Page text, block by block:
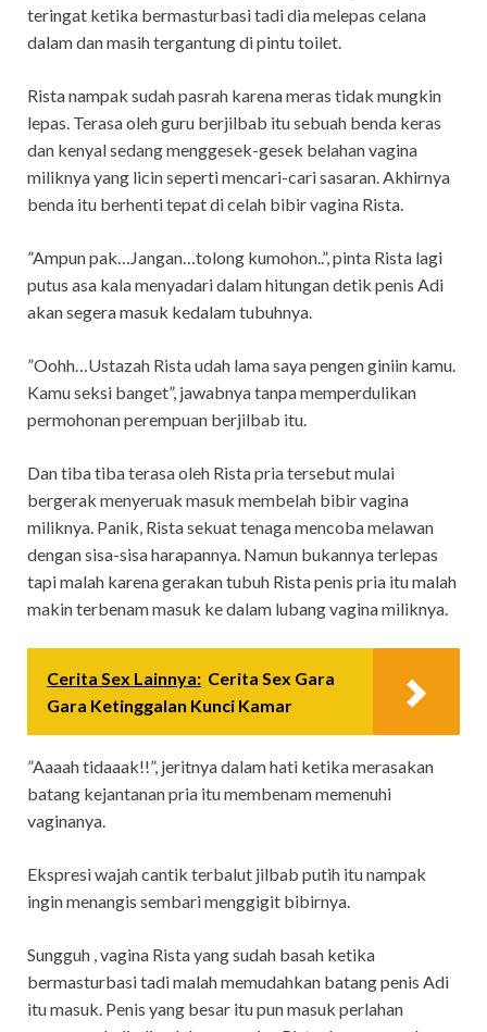
teringat ketika bermasturbasi tadi dia melepas celana
dalam dan masih tergantung di pintu toilet.
Rista nampak sudah pasrah karena meras tidak mungkin
lepas. Terasa oleh guru berjilbab itu sebuah benda keras
dan kenyal sedang menggesek-gesek belahan vagina
miliknya yang licin seperti mencari-cari sasaran. Akhirnya
benda itu berhenti tepat di celah bibir vagina Rista.
”Ampun pak…Jangan…tolong kumohon..”, pinta Rista lagi
putus asa kala menyadari dalam hitungan detik penis Adi
akan segera masuk kedalam tubuhnya.
”Oohh…Ustazah Rista udah lama saya pengen giniin kamu.
Kamu seksi banget”, jawabnya tanpa memperdulikan
permohonan perempuan berjilbab itu.
Dan tiba tiba terasa oleh Rista pria tersebut mulai
bergerak menyeruak masuk membelah bibir vagina
miliknya. Panik, Rista sekuat tenaga mencoba melawan
dengan sisa-sisa harapannya. Namun bukannya terlepas
tapi malah karena gerakan tubuh Rista penis pria itu malah
makin terbenam masuk ke dalam lubang vagina miliknya.
Cerita Sex Lainnya: Cerita Sex Gara
Gara Ketinggalan Kunci Kamar
”Aaaah tidaaak!!”, jeritnya dalam hati ketika merasakan
batang kejantanan pria itu membenam memenuhi
vaginanya.
Ekspresi wajah cantik terbalut jilbab putih itu nampak
ingin menangis sembari menggigit bibirnya.
Sungguh , vagina Rista yang sudah basah ketika
bermasturbasi tadi malah memudahkan batang penis Adi
itu masuk. Penis yang besar itu pun masuk perlahan